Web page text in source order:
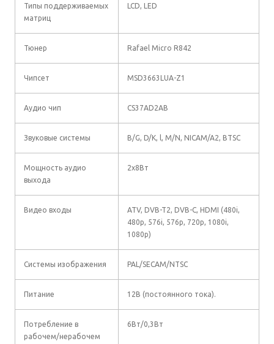
Типы поддерживаемых
матриц
LCD, LED
Тюнер Rafael Micro R842
Чипсет MSD3663LUA-Z1
Аудио чип CS37AD2AB
Звуковые системы B/G, D/K, l, M/N, NICAM/A2, BTSC
Мощность аудио
выхода
2х8Вт
Видео входы
ATV, DVB-T2, DVB-C, HDMI (480i,
480p, 576i, 576p, 720p, 1080i,
1080p)
Системы изображения PAL/SECAM/NTSC
Питание 12В (постоянного тока).
Потребление в
рабочем/нерабочем
6Вт/0,3Вт